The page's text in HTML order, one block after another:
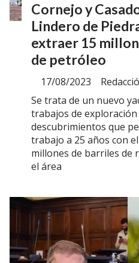
Cornejo y
Lindero de
extraer 15
de petróleo
17/08/2023
Se trata de un nuevo
trabajos de
descubrimientos que
trabajo a 25 años con
millones de barriles de
el área